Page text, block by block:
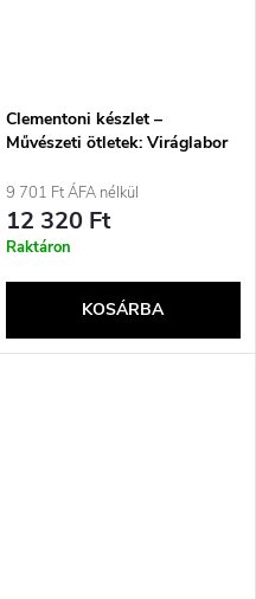
Clementoni készlet –
Művészeti ötletek: Viráglabor
9 701 Ft ÁFA nélkül
12 320 Ft
Raktáron
KOSÁRBA